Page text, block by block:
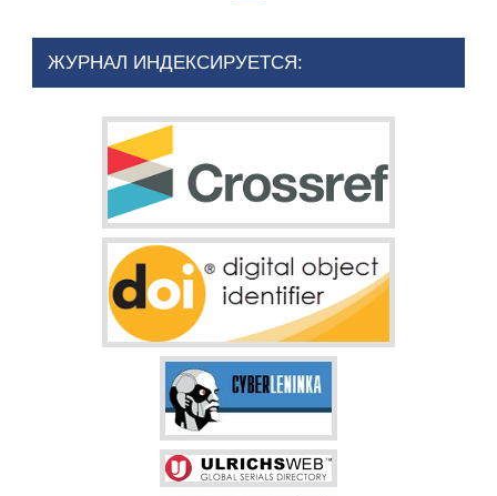
ЖУРНАЛ ИНДЕКСИРУЕТСЯ: